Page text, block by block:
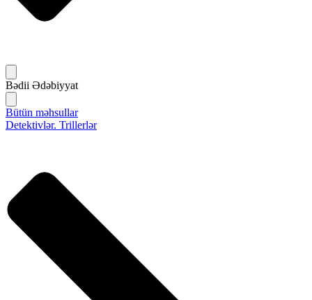
Bədii Ədəbiyyat
Bütün məhsullar
Detektivlər. Trillerlər